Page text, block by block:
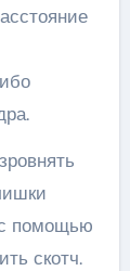
помощью
скотч.